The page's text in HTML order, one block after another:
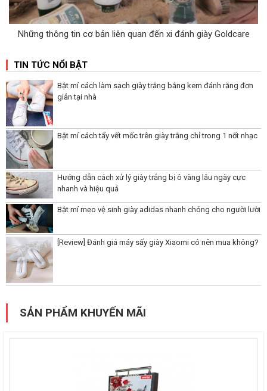
Những thông tin cơ bản liên quan đến xi đánh giày Goldcare
TIN TỨC NỔI BẬT
Bật mí cách làm sạch giày trắng bằng kem đánh răng đơn
giản tại nhà
Bật mí cách tẩy vết mốc trên giày trắng chỉ trong 1 nốt nhạc
Hướng dẫn cách xử lý giày trắng bị ô vàng lâu ngày cực
nhanh và hiệu quả
Bật mí mẹo vệ sinh giày adidas nhanh chóng cho người lười
[Review] Đánh giá máy sấy giày Xiaomi có nên mua không?
SẢN PHẨM KHUYẾN MÃI